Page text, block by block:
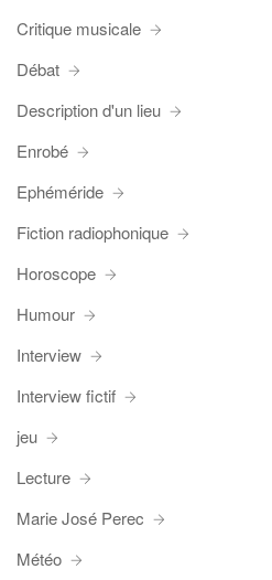
Critique musicale
Débat
Description d'un lieu
Enrobé
Ephéméride
Fiction radiophonique
Horoscope
Humour
Interview
Interview fictif
jeu
Lecture
Marie José Perec
Météo